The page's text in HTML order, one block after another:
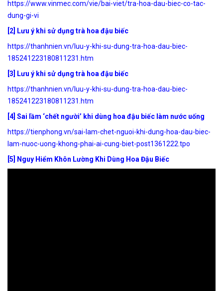
https://www.vinmec.com/vie/bai-viet/tra-hoa-dau-biec-co-tac-
dung-gi-vi
[2] Lưu ý khi sử dụng trà hoa đậu biếc
https://thanhnien.vn/luu-y-khi-su-dung-tra-hoa-dau-biec-
185241223180811231.htm
[3] Lưu ý khi sử dụng trà hoa đậu biếc
https://thanhnien.vn/luu-y-khi-su-dung-tra-hoa-dau-biec-
185241223180811231.htm
[4] Sai lầm ‘chết người’ khi dùng hoa đậu biếc làm nước uống
https://tienphong.vn/sai-lam-chet-nguoi-khi-dung-hoa-dau-biec-
lam-nuoc-uong-khong-phai-ai-cung-biet-post1361222.tpo
[5] Nguy Hiểm Khôn Lường Khi Dùng Hoa Đậu Biếc